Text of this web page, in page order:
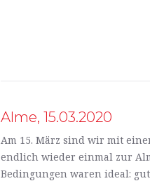
Alme, 15.03.2020
Am 15. März sind wir mit
endlich wieder einmal zur
Bedingungen waren ideal: